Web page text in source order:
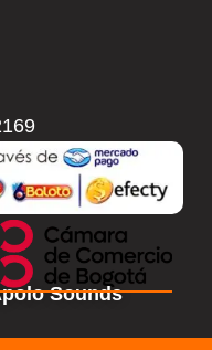
Sounds